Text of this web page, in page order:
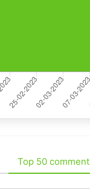
Top 50